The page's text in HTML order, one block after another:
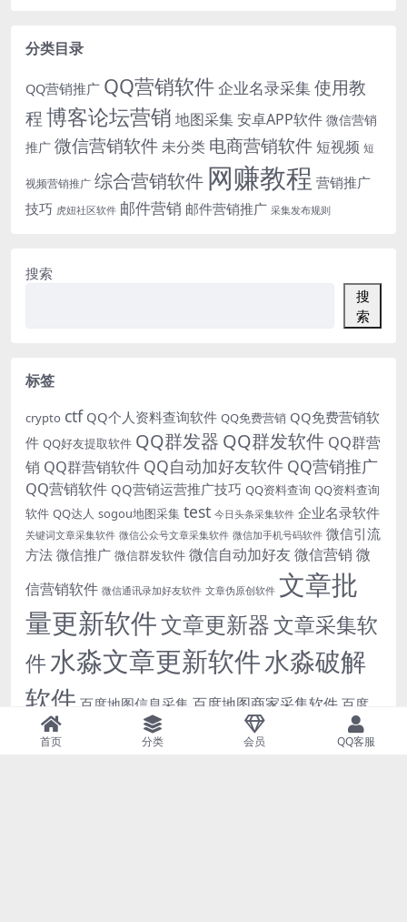
分类目录
QQ营销推广 QQ营销软件企业名录采集使用教
程博客论坛营销 地图采集安卓APP软件 微信营销
推广 微信营销软件未分类 电商营销软件短视频 短
视频营销推广 综合营销软件 网赚教程 营销推广
技巧 虎妞社区软件 邮件营销 邮件营销推广 采集发布规则
搜索
搜
索
标签
crypto ctf QQ个人资料查询软件 QQ免费营销 QQ免费营销软
件 QQ好友提取软件 QQ群发器 QQ群发软件 QQ群营
销 QQ群营销软件 QQ自动加好友软件 QQ营销推广
QQ营销软件 QQ营销运营推广技巧 QQ资料查询 QQ资料查询
软件 QQ达人 sogou地图采集 test 今日头条采集软件 企业名录软件
关键词文章采集软件 微信公众号文章采集软件 微信加手机号码软件 微信引流
方法 微信推广 微信群发软件 微信自动加好友 微信营销 微
信营销软件 微信通讯录加好友软件 文章伪原创软件 文章批
量更新软件文章更新器文章采集软
件水淼文章更新软件水淼破解
软件 百度地图信息采集 百度地图商家采集软件 百度
网页采集软件 站群文章更新软件 腾讯地图
首页 分类 会员 QQ客服